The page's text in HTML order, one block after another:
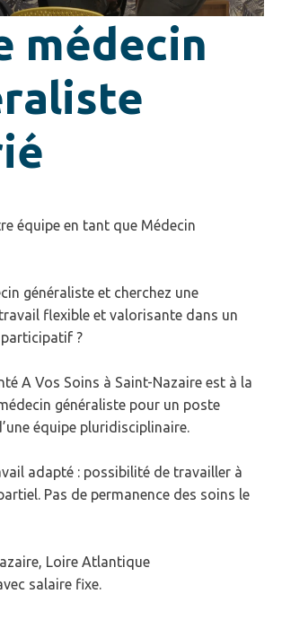
médecin
équipe en tant que Médecin
généraliste et cherchez une
flexible et valorisante dans un
?
A Vos Soins à Saint-Nazaire est à la
généraliste pour un poste
équipe pluridisciplinaire.
adapté : possibilité de travailler à
Pas de permanence des soins le
Loire Atlantique
salaire fixe.